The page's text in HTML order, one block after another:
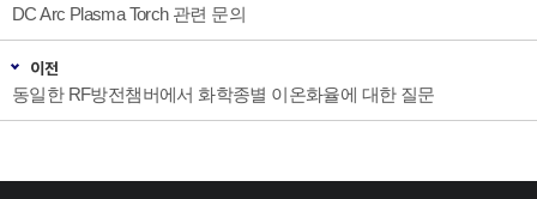
DC Arc Plasma Torch 관련 문의
이전
동일한 RF방전챔버에서 화학종별 이온화율에 대한 질문